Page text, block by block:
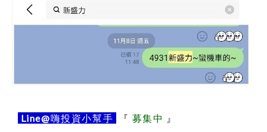
Line@嗨投資小幫手 『 募集中 』